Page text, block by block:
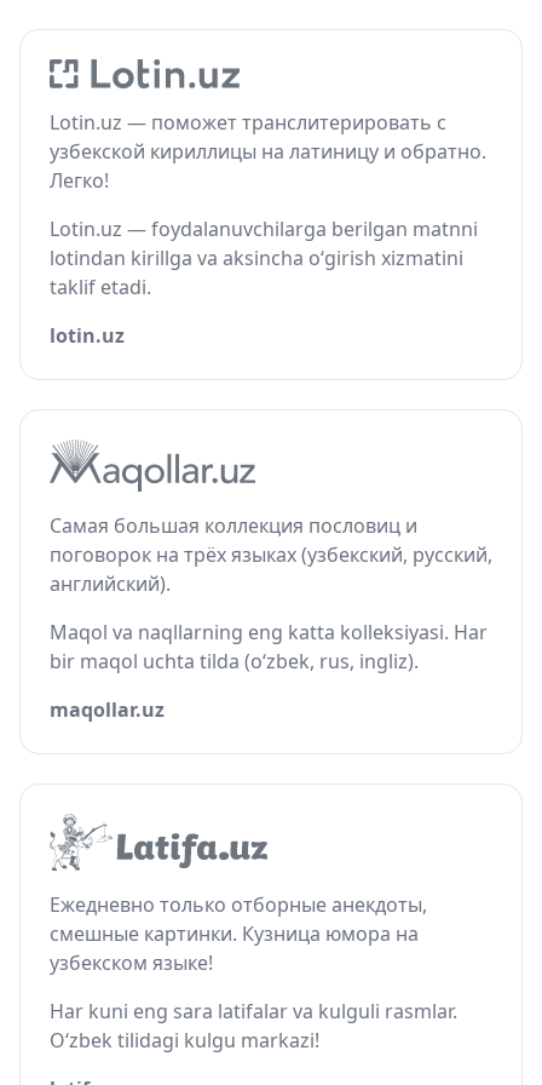
Lotin.uz — поможет транслитерировать с
узбекской кириллицы на латиницу и обратно.
Легко!
Lotin.uz — foydalanuvchilarga berilgan matnni
lotindan kirillga va aksincha o‘girish xizmatini
taklif etadi.
lotin.uz
Самая большая коллекция пословиц и
поговорок на трёх языках (узбекский, русский,
английский).
Maqol va naqllarning eng katta kolleksiyasi. Har
bir maqol uchta tilda (o‘zbek, rus, ingliz).
maqollar.uz
Ежедневно только отборные анекдоты,
смешные картинки. Кузница юмора на
узбекском языке!
Har kuni eng sara latifalar va kulguli rasmlar.
O‘zbek tilidagi kulgu markazi!